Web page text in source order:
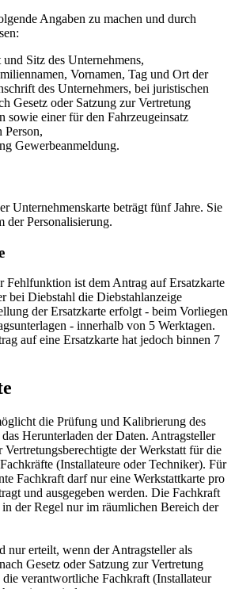
Angaben zu machen und durch
Sitz des Unternehmens,
Vornamen, Tag und Ort der
des Unternehmers, bei juristischen
Gesetz oder Satzung zur Vertretung
sowie einer für den Fahrzeugeinsatz
Person,
Gewerbeanmeldung.
Unternehmenskarte beträgt fünf Jahre. Sie
der Personalisierung.
Fehlfunktion ist dem Antrag auf Ersatzkarte
bei Diebstahl die Diebstahlanzeige
der Ersatzkarte erfolgt - beim Vorliegen
- innerhalb von 5 Werktagen.
auf eine Ersatzkarte hat jedoch binnen 7
die Prüfung und Kalibrierung des
Herunterladen der Daten. Antragsteller
Vertretungsberechtigte der Werkstatt für die
(Installateure oder Techniker). Für
Fachkraft darf nur eine Werkstattkarte pro
und ausgegeben werden. Die Fachkraft
der Regel nur im räumlichen Bereich der
nur erteilt, wenn der Antragsteller als
Gesetz oder Satzung zur Vertretung
die verantwortliche Fachkraft (Installateur